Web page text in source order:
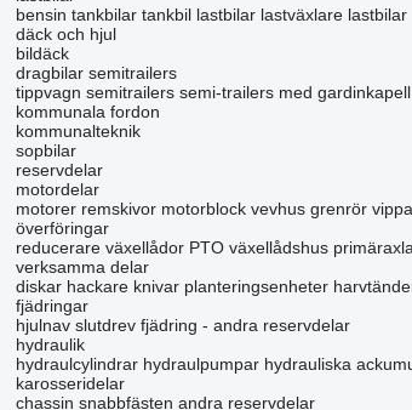
bensin tankbilar tankbil lastbilar lastväxlare lastbilar
däck och hjul
bildäck
dragbilar semitrailers
tippvagn semitrailers semi-trailers med gardinkapell
kommunala fordon
kommunalteknik
sopbilar
reservdelar
motordelar
motorer remskivor motorblock vevhus grenrör
överföringar
reducerare växellådor PTO växellådshus
verksamma delar
diskar hackare knivar planteringsenheter
fjädringar
hjulnav slutdrev fjädring - andra reservdelar
hydraulik
hydraulcylindrar hydraulpumpar hydrauliska
karosseridelar
chassin snabbfästen andra reservdelar